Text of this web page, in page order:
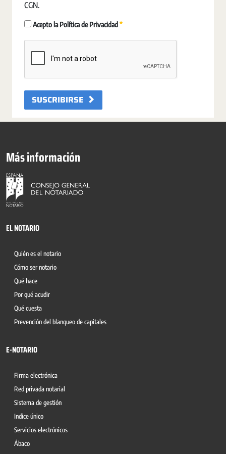
CGN.
Acepto la Política de Privacidad Pakollinen
SUSCRIBIRSE
Más información
EL NOTARIO
Quién es el notario
Cómo ser notario
Qué hace
Por qué acudir
Qué cuesta
Prevención del blanqueo de capitales
E-NOTARIO
Firma electrónica
Red privada notarial
Sistema de gestión
Indice único
Servicios electrónicos
Ábaco